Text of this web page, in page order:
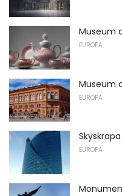
Museum
EUROPA
Museum
EUROPA
EUROPA